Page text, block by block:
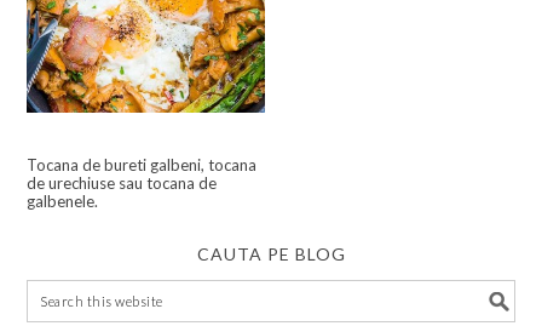
Tocana de bureti galbeni, tocana
de urechiuse sau tocana de
galbenele.
CAUTA PE BLOG